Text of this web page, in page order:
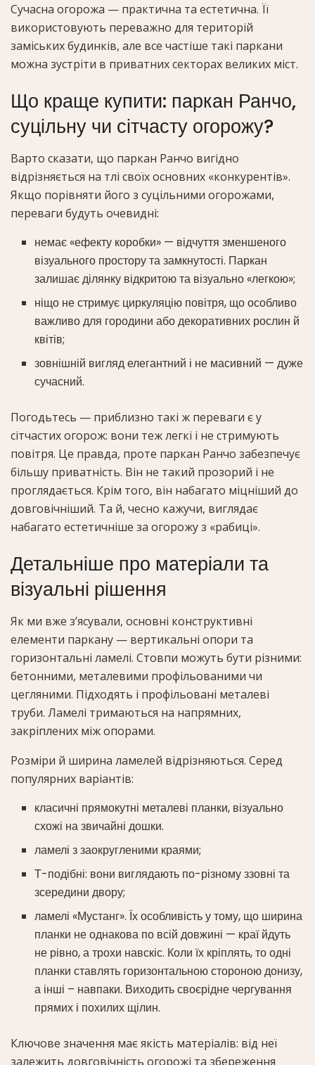
Сучасна огорожа — практична та естетична. Її
використовують переважно для територій
заміських будинків, але все частіше такі паркани
можна зустріти в приватних секторах великих міст.
Що краще купити: паркан Ранчо,
суцільну чи сітчасту огорожу?
Варто сказати, що паркан Ранчо вигідно
відрізняється на тлі своїх основних «конкурентів».
Якщо порівняти його з суцільними огорожами,
переваги будуть очевидні:
немає «ефекту коробки» — відчуття зменшеного
візуального простору та замкнутості. Паркан
залишає ділянку відкритою та візуально «легкою»;
ніщо не стримує циркуляцію повітря, що особливо
важливо для городини або декоративних рослин й
квітів;
зовнішній вигляд елегантний і не масивний — дуже
сучасний.
Погодьтесь — приблизно такі ж переваги є у
сітчастих огорож: вони теж легкі і не стримують
повітря. Це правда, проте паркан Ранчо забезпечує
більшу приватність. Він не такий прозорий і не
проглядається. Крім того, він набагато міцніший до
довговічніший. Та й, чесно кажучи, виглядає
набагато естетичніше за огорожу з «рабиці».
Детальніше про матеріали та
візуальні рішення
Як ми вже з’ясували, основні конструктивні
елементи паркану — вертикальні опори та
горизонтальні ламелі. Стовпи можуть бути різними:
бетонними, металевими профільованими чи
цегляними. Підходять і профільовані металеві
труби. Ламелі тримаються на напрямних,
закріплених між опорами.
Розміри й ширина ламелей відрізняються. Серед
популярних варіантів:
класичні прямокутні металеві планки, візуально
схожі на звичайні дошки.
ламелі з заокругленими краями;
Т-подібні: вони виглядають по-різному ззовні та
зсередини двору;
ламелі «Мустанг». Їх особливість у тому, що ширина
планки не однакова по всій довжині — краї йдуть
не рівно, а трохи навскіс. Коли їх кріплять, то одні
планки ставлять горизонтальною стороною донизу,
а інші – навпаки. Виходить своєрідне чергування
прямих і похилих щілин.
Ключове значення має якість матеріалів: від неї
залежить довговічність огорожі та збереження